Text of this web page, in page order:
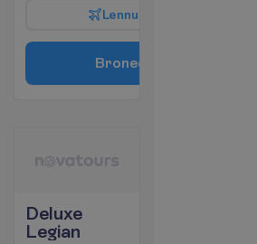
Lennu
Bronee
Deluxe
Legian